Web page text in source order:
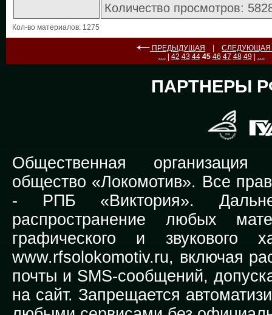
Количество просмотров:
Кол-во материалов: 1275
ПРЕДЫДУЩАЯ
СЛЕДУЮЩАЯ
....| 42 43 44 45 46 47 48 49| ....
ПАРТНЕРЫ
Общественная организация
общество «Локомотив». Все
- РПБ «Виктория».
распространение любых
графического и звукового
www.rfsolokomotiv.ru, включая
почты и SMS-сообщений,
на сайт. Запрещается